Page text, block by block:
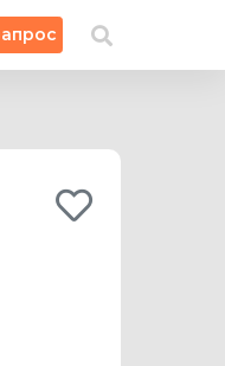
Искать на карте